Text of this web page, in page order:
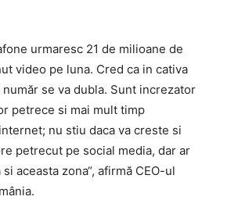
urmaresc 21 de milioane de
video pe luna. Cred ca in cativa
număr se va dubla. Sunt increzator
petrece si mai mult timp
nu stiu daca va creste si
petrecut pe social media, dar ar
aceasta zona“, afirmă CEO-ul